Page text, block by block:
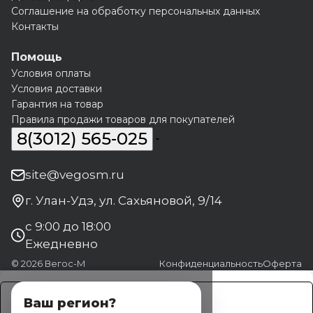
Соглашение на обработку персональных данных
Контакты
Помощь
Условия оплаты
Условия доставки
Гарантия на товар
Правила продажи товаров для покупателей
8(3012) 565-025
site@vegosm.ru
г. Улан-Удэ, ул. Сахьяновой, 9/14
с 9:00 до 18:00
Ежедневно
© 2026 Вегос-М КонфиденциальностьОферта
Ваш регион?